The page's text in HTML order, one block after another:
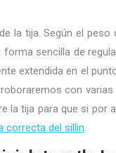
la tija. Según el
sencilla de
extendida en el
con
la tija para que si
correcta del sillin.